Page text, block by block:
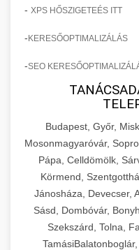
- XPS HŐSZIGETEÉS ITT
- KERESŐOPTIMALIZÁLÁS
-SEO
Budapest, Győr,
Mosonmagyaróvár,
Pápa, Celldömölk,
Körmend,
Jánosháza, Devecser,
Sásd, Dombóvár,
Szekszárd, Tolna,